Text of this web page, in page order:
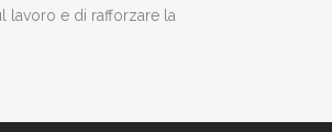
lavoro e di rafforzare la